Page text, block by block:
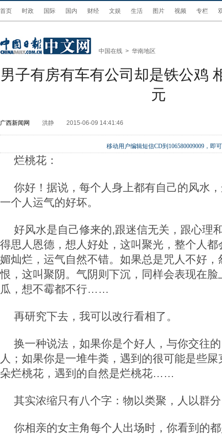
首页 时政 国际 国内 财经 文娱 生活 图片 视频 专栏
中国在线 > 华南地区
男子有房有车有公司却是铁公鸡
元
广西新闻网 洪静 2015-06-09 14:41:46
移动用户编辑短信CD到106580009009，即
烂桃花：
你好！据说，每个人身上都有自己的风水
一个人运气的好坏。
好风水是自己修来的,跟迷信无关，跟心理
得思人恩德，想人好处，这叫聚光，整个人
媚灿烂，运气自然不错。如果总是咒人不好
恨，这叫聚阴。气阴则下沉，同样会表现在
瓜，想不霉都不行……
再研究下去，我可以改行看相了。
换一种说法，如果你是个好人，与你交往
人；如果你是一堆牛粪，遇到的很可能是些
朵烂桃花，遇到的自然是烂桃花……
其实浓缩只有八个字：物以类聚，人以群
你相亲的女主角每个人出场时，你看到的